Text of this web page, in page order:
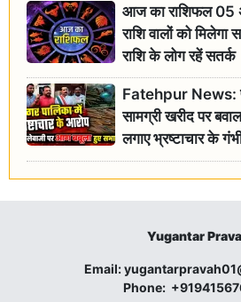
आज का राशिफल 05
राशि वालों को
राशि के लोग रहें सतर्क
Fatehpur News:
सामग्री खरीद पर
लगाए भ्रष्टाचार के
Yugantar
Email:
Phone: